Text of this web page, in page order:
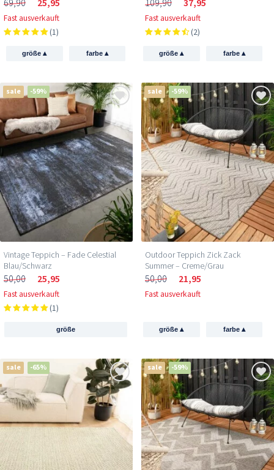
69,90 25,95
Fast ausverkauft
(1)
größe▴ farbe ▴
109,90 37,95
Fast ausverkauft
(2)
größe▴ farbe ▴
sale -59%
Vintage Teppich – Fade Celestial
Blau/Schwarz
50,00 25,95
Fast ausverkauft
(1)
größe
sale -59%
Outdoor Teppich Zick Zack
Summer – Creme/Grau
50,00 21,95
Fast ausverkauft
größe▴ farbe ▴
sale -65% sale -59%